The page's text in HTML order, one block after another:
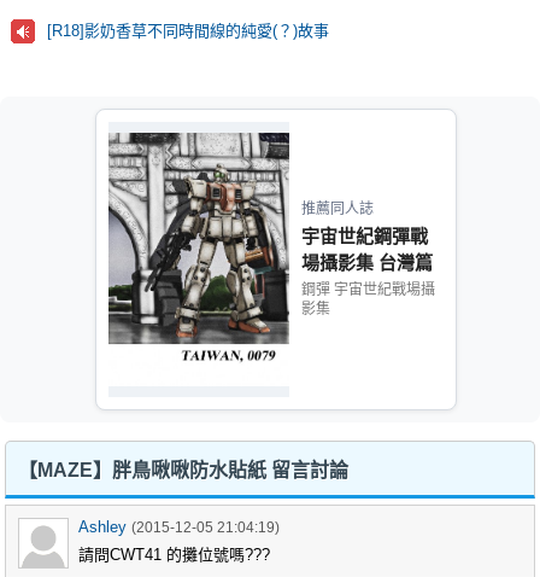
[R18]影奶香草不同時間線的純愛(？)故事
推薦同人誌
宇宙世紀鋼彈戰
場攝影集 台灣篇
鋼彈 宇宙世紀戰場攝
影集
【MAZE】胖鳥啾啾防水貼紙 留言討論
Ashley (2015-12-05 21:04:19)
請問CWT41 的攤位號嗎???